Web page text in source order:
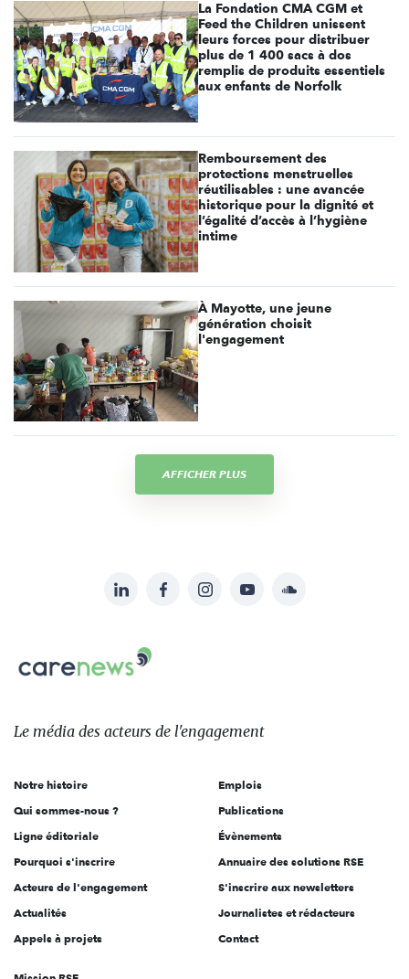
La Fondation CMA CGM et
Feed the Children unissent
leurs forces pour distribuer
plus de 1 400 sacs à dos
remplis de produits essentiels
aux enfants de Norfolk
Remboursement des
protections menstruelles
réutilisables : une avancée
historique pour la dignité et
l’égalité d’accès à l’hygiène
intime
À Mayotte, une jeune
génération choisit
l'engagement
AFFICHER PLUS
sur:
LinkedInFacebookInstagramYouTubeSoundcloud
Carenews,
Le
des
l'engagement
Le média des acteurs de l'engagement
Notre histoire
Qui sommes-nous ?
Ligne éditoriale
Pourquoi s'inscrire
Acteurs de l'engagement
Actualités
Appels à projets
Emplois
Publications
Évènements
Annuaire des solutions RSE
S'inscrire aux newsletters
Journalistes et rédacteurs
Contact